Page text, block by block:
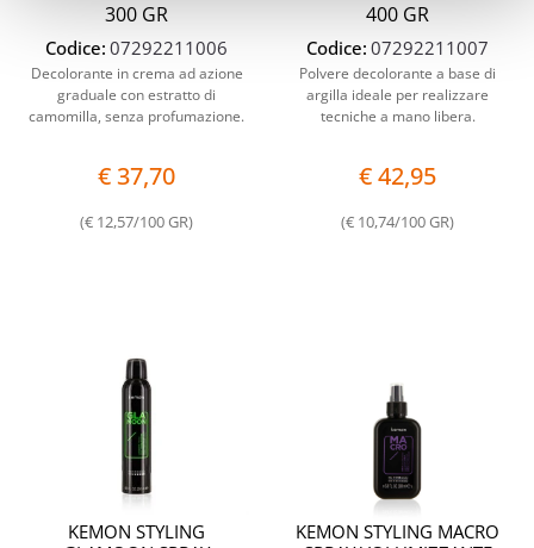
300 GR
Codice: 07292211006
Decolorante in crema ad azione
graduale con estratto di
camomilla, senza profumazione.
€ 37,70
(€ 12,57/100 GR)
400 GR
Codice: 07292211007
Polvere decolorante a base di
argilla ideale per realizzare
tecniche a mano libera.
€ 42,95
(€ 10,74/100 GR)
KEMON STYLING
KEMON STYLING MACRO